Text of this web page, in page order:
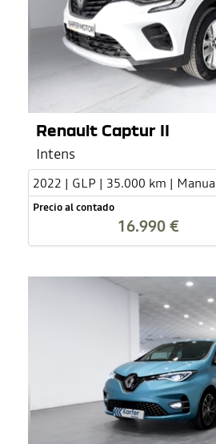
Renault Captur II
Intens
2022 | GLP | 35.000 km |
Precio al contado
16.990 €